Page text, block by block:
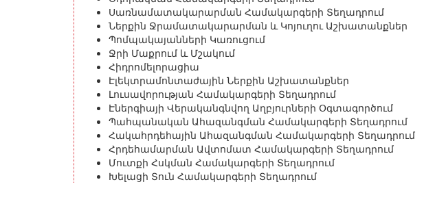
Սառնամատակարարման Համակարգերի Տեղադրում
Ներքին Ջրամատակարարման և Կոյուղու Աշխատանքներ
Պոմպակայանների Կառուցում
Ջրի Մաքրում և Մշակում
Հիդրոմելորացիա
Էլեկտրամոնտաժային Ներքին Աշխատանքներ
Լուսավորության Համակարգերի Տեղադրում
Էներգիայի Վերականգնվող Աղբյուրների Օգտագործում
Պահպանական Ահազանգման Համակարգերի Տեղադրում
Հակահրդեհային Ահազանգման Համակարգերի Տեղադրում
Հրդեհամարման Ավտոմատ Համակարգերի Տեղադրում
Մուտքի Հսկման Համակարգերի Տեղադրում
Խելացի Տուն Համակարգերի Տեղադրում